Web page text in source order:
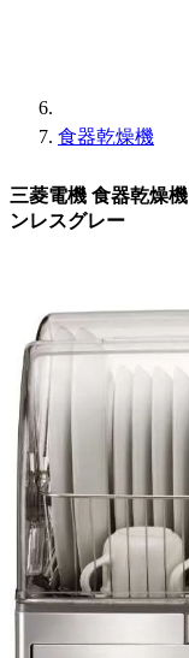
食器乾燥機
三菱電機 食器乾燥
ンレスグレー